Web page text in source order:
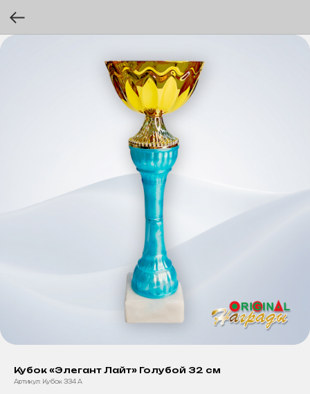
Кубок «Элегант Лайт» Голубой 32 см
Артикул: Кубок 334 A